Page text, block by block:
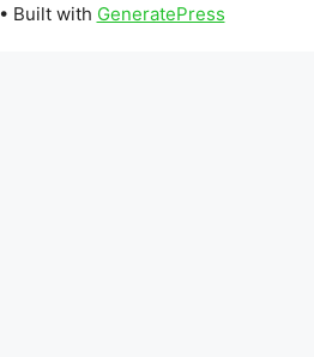
• Built with GeneratePress